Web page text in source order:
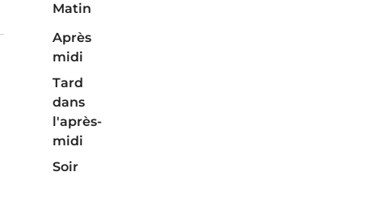
Matin
Après
midi
Tard
dans
l'après-
midi
Soir